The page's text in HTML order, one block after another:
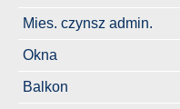
Mies. czynsz admin.
Okna
Balkon